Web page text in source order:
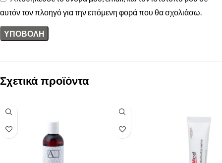
αυτόν τον πλοηγό για την επόμενη φορά που θα σχολιάσω.
Σχετικά προϊόντα